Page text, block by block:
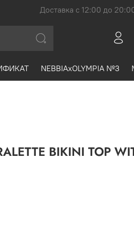
Доставка с 12:00 до
NEBBIAxOLYMPIA №3
BIKINI TOP